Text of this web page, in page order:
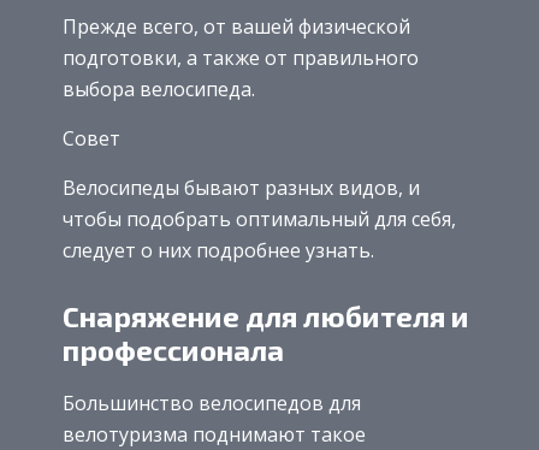
Прежде всего, от вашей физической
подготовки, а также от правильного
выбора велосипеда.
Совет
Велосипеды бывают разных видов, и
чтобы подобрать оптимальный для себя,
следует о них подробнее узнать.
Снаряжение для любителя и
профессионала
Большинство велосипедов для
велотуризма поднимают такое